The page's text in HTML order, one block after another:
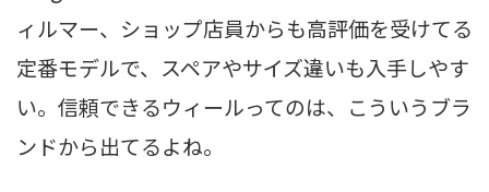
ィルマー、ショップ店員からも高評価を受けてる
定番モデルで、スペアやサイズ違いも入手しやす
い。信頼できるウィールってのは、こういうブラ
ンドから出てるよね。